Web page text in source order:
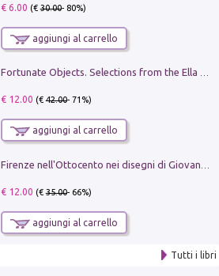
€ 6.00 (€30.00- 80%)
aggiungi al carrello
Fortunate Objects. Selections from the Ella Fontanals-Cisneros Collection. Objetos Afortunados. Selección de la Colección Ella Fontanals-Cisneros
€ 12.00 (€42.00- 71%)
aggiungi al carrello
€ 12.00 (€35.00- 66%)
aggiungi al carrello
Tutti i libri